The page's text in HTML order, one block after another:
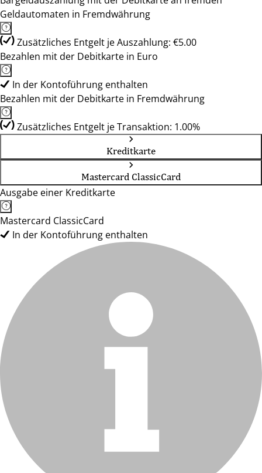
Geldautomaten in Fremdwährung
Zusätzliches Entgelt je Auszahlung: €5.00
Bezahlen mit der Debitkarte in Euro
In der Kontoführung enthalten
Bezahlen mit der Debitkarte in Fremdwährung
Zusätzliches Entgelt je Transaktion: 1.00%
Kreditkarte
Mastercard ClassicCard
Ausgabe einer Kreditkarte
Mastercard ClassicCard
In der Kontoführung enthalten